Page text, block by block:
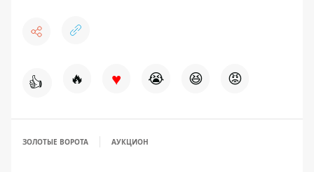
👍 🔥 ♥ 😭 😆 😡
ЗОЛОТЫЕ ВОРОТА АУКЦИОН